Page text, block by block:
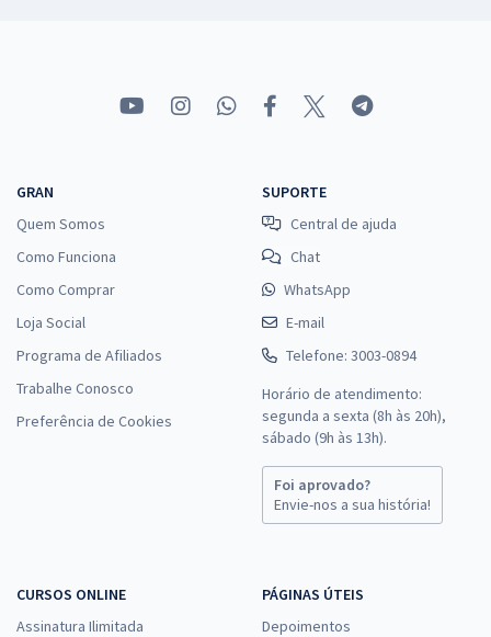
GRAN
Quem Somos
Como Funciona
Como Comprar
Loja Social
Programa de Afiliados
Trabalhe Conosco
Preferência de Cookies
SUPORTE
Central de ajuda
Chat
WhatsApp
E-mail
Telefone: 3003-0894
Horário de atendimento:
segunda a sexta (8h às 20h),
sábado (9h às 13h).
Foi aprovado?
Envie-nos a sua história!
CURSOS ONLINE
Assinatura Ilimitada
PÁGINAS ÚTEIS
Depoimentos